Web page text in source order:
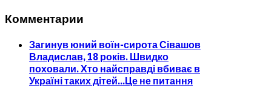
Комментарии
Загинув юний воїн-сирота Сівашов
Владислав, 18 років. Швидко
поховали. Хто найсправді вбиває в
Україні таких дітей...Це не питання